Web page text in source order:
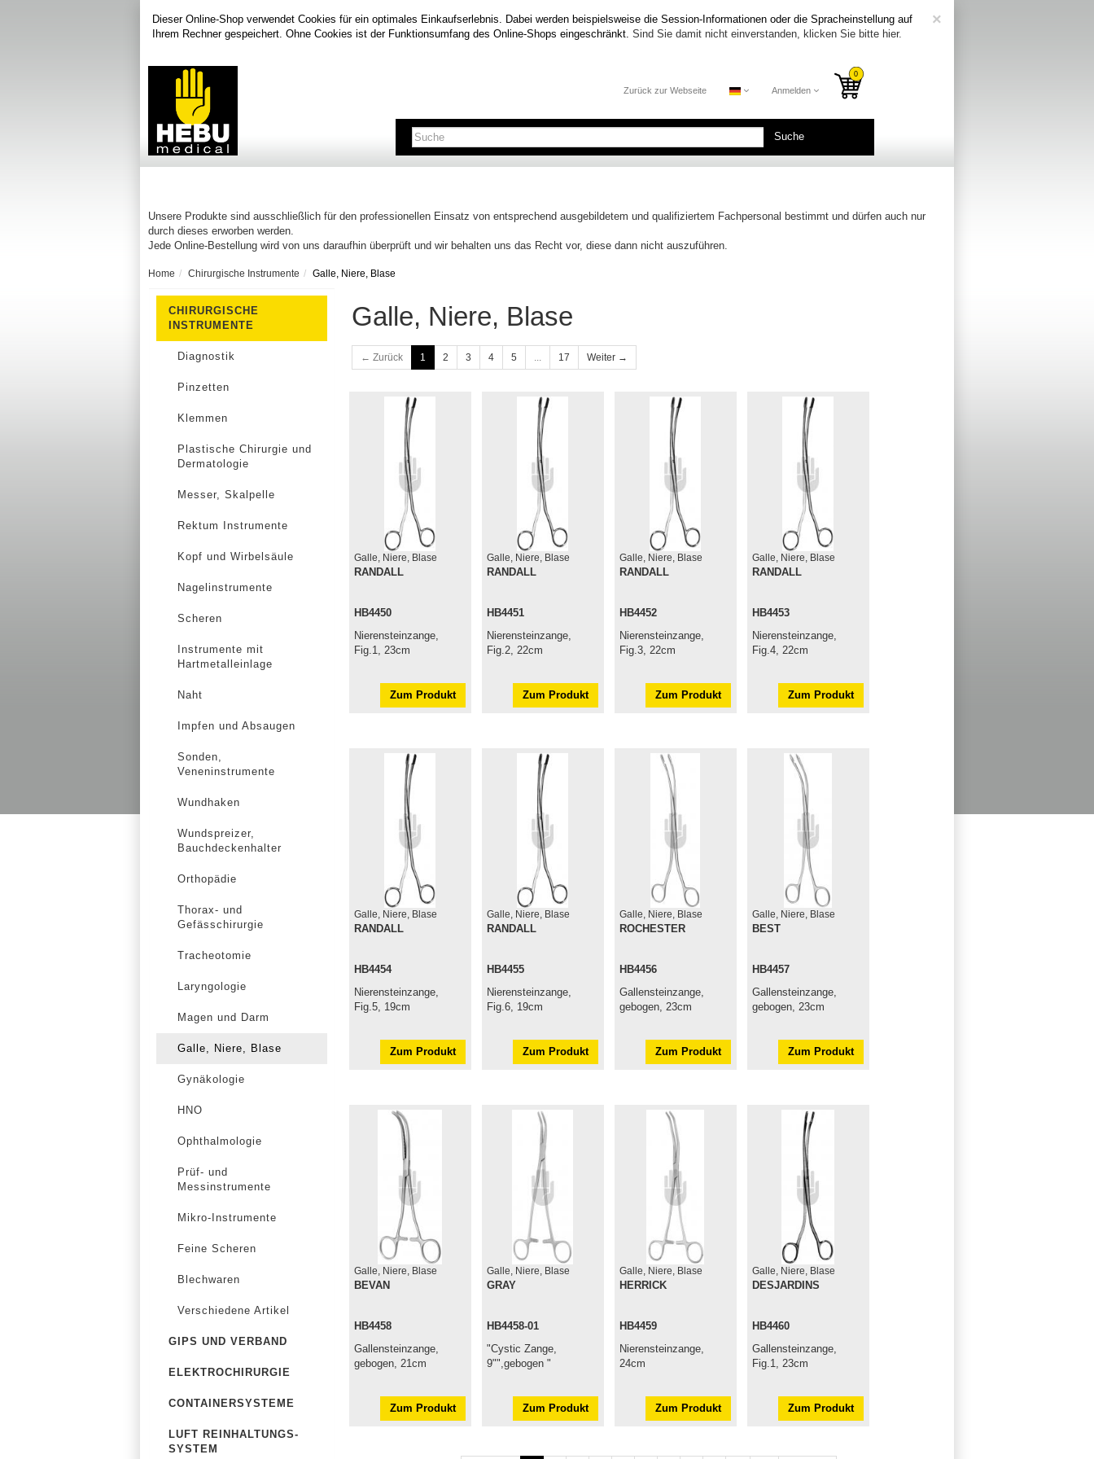
×
Dieser Online-Shop verwendet Cookies für ein optimales Einkaufserlebnis. Dabei werden beispielsweise die Session-Informationen oder die Spracheinstellung auf
Ihrem Rechner gespeichert. Ohne Cookies ist der Funktionsumfang des Online-Shops eingeschränkt. Sind Sie damit nicht einverstanden, klicken Sie bitte hier.
Zurück zur Webseite Anmelden
Suche
Unsere Produkte sind ausschließlich für den professionellen Einsatz von entsprechend ausgebildetem und qualifiziertem Fachpersonal bestimmt und dürfen auch nur
durch dieses erworben werden.
Jede Online-Bestellung wird von uns daraufhin überprüft und wir behalten uns das Recht vor, diese dann nicht auszuführen.
Home Chirurgische Instrumente Galle, Niere, Blase
CHIRURGISCHE
INSTRUMENTE
Diagnostik
Pinzetten
Klemmen
Plastische Chirurgie und
Dermatologie
Messer, Skalpelle
Rektum Instrumente
Kopf und Wirbelsäule
Nagelinstrumente
Scheren
Instrumente mit
Hartmetalleinlage
Naht
Impfen und Absaugen
Sonden,
Veneninstrumente
Wundhaken
Wundspreizer,
Bauchdeckenhalter
Orthopädie
Thorax- und
Gefässchirurgie
Tracheotomie
Laryngologie
Magen und Darm
Galle, Niere, Blase
Gynäkologie
HNO
Ophthalmologie
Prüf- und
Messinstrumente
Mikro-Instrumente
Feine Scheren
Blechwaren
Verschiedene Artikel
GIPS UND VERBAND
ELEKTROCHIRURGIE
CONTAINERSYSTEME
LUFT REINHALTUNGS-
SYSTEM
Galle, Niere, Blase
← Zurück 1 2 3 4 5 ... 17 Weiter →
Galle, Niere, Blase
RANDALL
HB4450
Nierensteinzange,
Fig.1, 23cm
Zum Produkt
Galle, Niere, Blase
RANDALL
HB4451
Nierensteinzange,
Fig.2, 22cm
Zum Produkt
Galle, Niere, Blase
RANDALL
HB4452
Nierensteinzange,
Fig.3, 22cm
Zum Produkt
Galle, Niere, Blase
RANDALL
HB4453
Nierensteinzange,
Fig.4, 22cm
Zum Produkt
Galle, Niere, Blase
RANDALL
HB4454
Nierensteinzange,
Fig.5, 19cm
Zum Produkt
Galle, Niere, Blase
RANDALL
HB4455
Nierensteinzange,
Fig.6, 19cm
Zum Produkt
Galle, Niere, Blase
ROCHESTER
HB4456
Gallensteinzange,
gebogen, 23cm
Zum Produkt
Galle, Niere, Blase
BEST
HB4457
Gallensteinzange,
gebogen, 23cm
Zum Produkt
Galle, Niere, Blase
BEVAN
HB4458
Gallensteinzange,
gebogen, 21cm
Zum Produkt
Galle, Niere, Blase
GRAY
HB4458-01
"Cystic Zange,
9"",gebogen "
Zum Produkt
Galle, Niere, Blase
HERRICK
HB4459
Nierensteinzange,
24cm
Zum Produkt
Galle, Niere, Blase
DESJARDINS
HB4460
Gallensteinzange,
Fig.1, 23cm
Zum Produkt